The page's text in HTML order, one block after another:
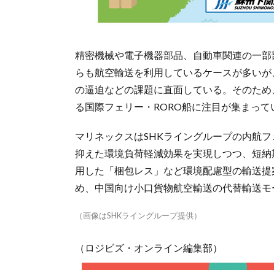
精密機械や電子機器部品、自動車関連の一
らも航空輸送を利用しているケースが多い
の逼迫などの課題に直面している。そのた
る国際フェリー・RORO船に注目が集まって
マリネックスはSHKライングループの内航
抑えた環境負荷軽減効果を実現しつつ、短
用した「梱包レス」など環境配慮型の輸送
め、中国向け小口貨物航空輸送の代替輸送
（画像はSHKライングループ提供）
（ロジビズ・オンライン編集部）